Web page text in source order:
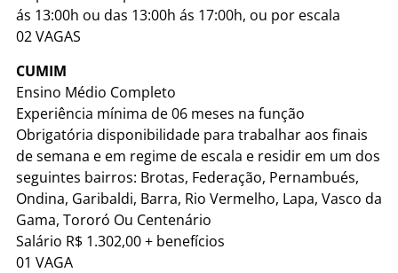
ás 13:00h ou das 13:00h ás 17:00h, ou por escala
02 VAGAS
CUMIM
Ensino Médio Completo
Experiência mínima de 06 meses na função
Obrigatória disponibilidade para trabalhar aos finais
de semana e em regime de escala e residir em um dos
seguintes bairros: Brotas, Federação, Pernambués,
Ondina, Garibaldi, Barra, Rio Vermelho, Lapa, Vasco da
Gama, Tororó Ou Centenário
Salário R$ 1.302,00 + benefícios
01 VAGA